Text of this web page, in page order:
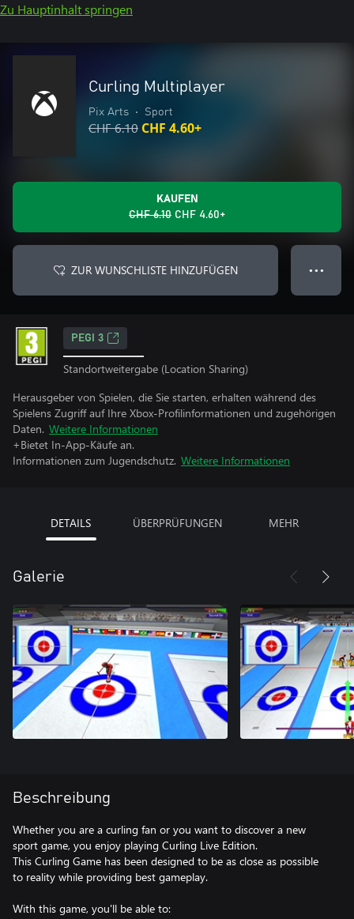
Zu Hauptinhalt springen
Curling Multiplayer
Pix Arts • Sport
CHF 6.10 CHF 4.60+
KAUFEN
CHF 6.10 CHF 4.60+
ZUR WUNSCHLISTE HINZUFÜGEN ● ● ●
PEGI 3
Standortweitergabe (Location Sharing)
Herausgeber von Spielen, die Sie starten, erhalten während des
Spielens Zugriff auf Ihre Xbox-Profilinformationen und zugehörigen
Daten. Weitere Informationen
+Bietet In-App-Käufe an.
Informationen zum Jugendschutz. Weitere Informationen
DETAILS ÜBERPRÜFUNGEN MEHR
Galerie
Beschreibung
Whether you are a curling fan or you want to discover a new
sport game, you enjoy playing Curling Live Edition.
This Curling Game has been designed to be as close as possible
to reality while providing best gameplay.
With this game, you'll be able to: